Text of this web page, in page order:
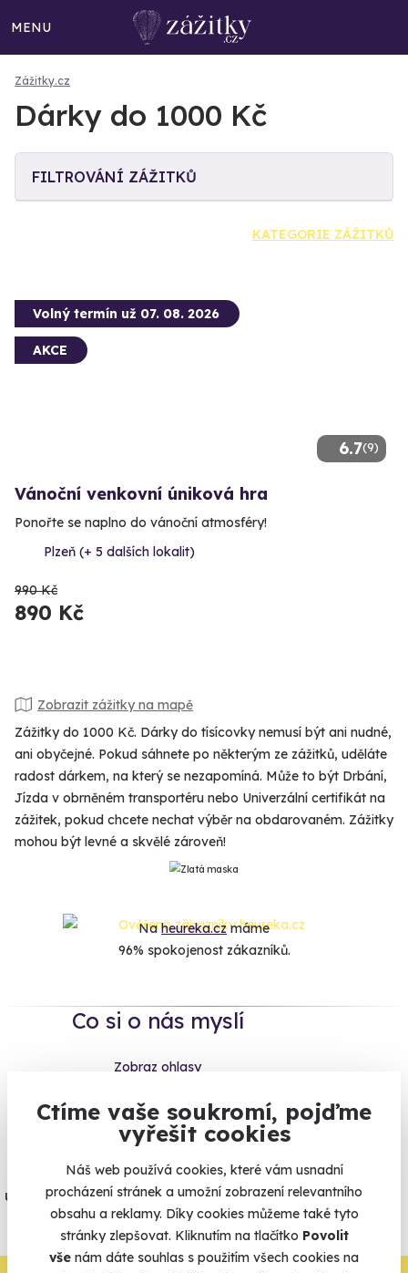
Ctíme vaše soukromí, pojďme
vyřešit cookies
Náš web používá cookies, které vám usnadní
procházení stránek a umožní zobrazení relevantního
obsahu a reklamy. Díky cookies můžeme také tyto
stránky zlepšovat. Kliknutím na tlačítko Povolit
vše nám dáte souhlas s použitím všech cookies na
MENU
Zážitky.cz
Dárky do 1000 Kč
FILTROVÁNÍ ZÁŽITKŮ
KATEGORIE ZÁŽITKŮ
6.7(9)
Volný termín už 07. 08. 2026
AKCE
Vánoční venkovní úniková hra
Ponořte se naplno do vánoční atmosféry!
Plzeň (+ 5 dalších lokalit)
990 Kč
890 Kč
Zobrazit zážitky na mapě
Zážitky do 1000 Kč. Dárky do tísícovky nemusí být ani nudné,
ani obyčejné. Pokud sáhnete po některým ze zážitků, uděláte
radost dárkem, na který se nezapomíná. Může to být Drbání,
Jízda v obrněném transportéru nebo Univerzální certifikát na
zážitek, pokud chcete nechat výběr na obdarovaném. Zážitky
mohou být levné a skvělé zároveň!
Naheureka.czmáme
96% spokojenost zákazníků.
Co si o nás myslí
Zobraz ohlasy
Vše umíme pojistit
Jeden nikdy neví. Máme nejvyšší
úrazové pojištění z nabídky zážitkových
agentur.
Vše o pojištění